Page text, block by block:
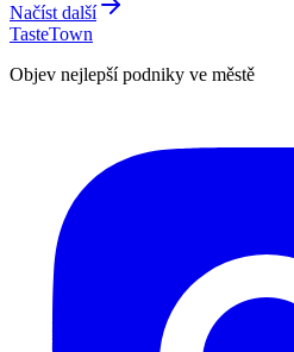
Načíst další
TasteTown
Objev nejlepší podniky ve městě